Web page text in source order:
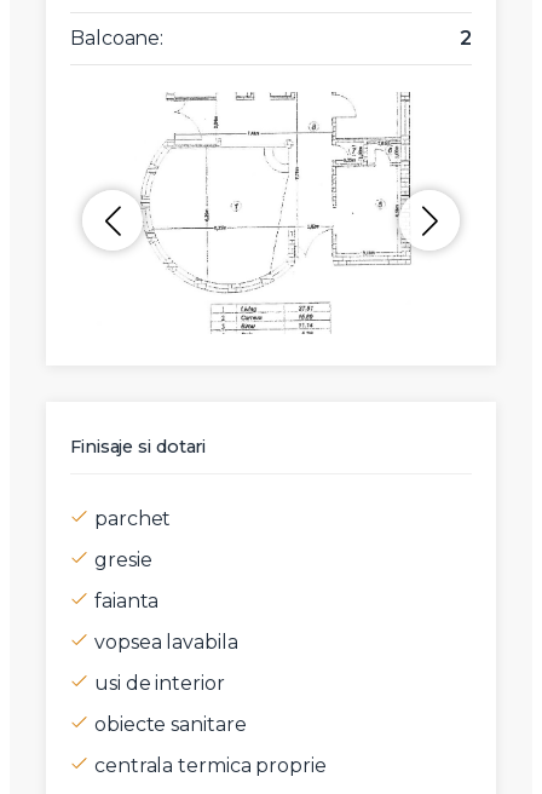
Balcoane: 2
Finisaje si dotari
parchet
gresie
faianta
vopsea lavabila
usi de interior
obiecte sanitare
centrala termica proprie